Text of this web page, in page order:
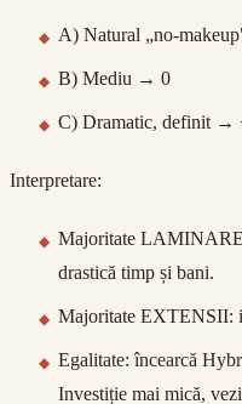
A) Natural „no-
B) Mediu → 0
C) Dramatic, definit →
Interpretare:
Majoritate
drastică timp și bani.
Majoritate EXTENSII:
Egalitate: încearcă
Investiție mai mică,